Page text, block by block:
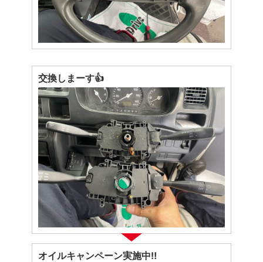
交換しまーす👍
オイルキャンペーン実施中‼️